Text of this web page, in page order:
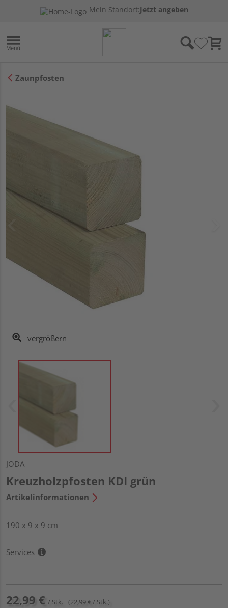
Mein Standort:Jetzt angeben
Zaunpfosten
vergrößern
JODA
Kreuzholzpfosten KDI grün
Artikelinformationen
190 x 9 x 9 cm
Services
22,99 € / Stk. (22,99 € / Stk.)